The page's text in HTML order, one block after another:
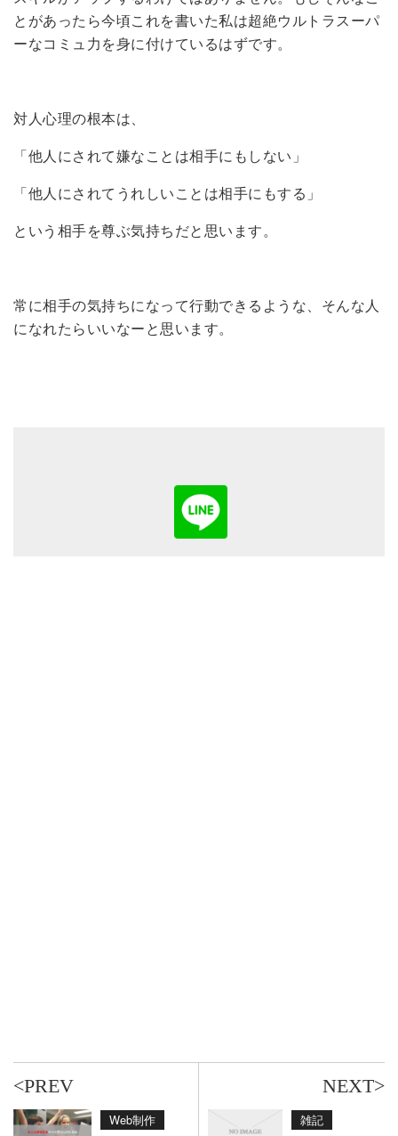
とがあったら今頃これを書いた私は超絶ウルトラスーパ
ーなコミュ力を身に付けているはずです。
対人心理の根本は、
「他人にされて嫌なことは相手にもしない」
「他人にされてうれしいことは相手にもする」
という相手を尊ぶ気持ちだと思います。
常に相手の気持ちになって行動できるような、そんな人
になれたらいいなーと思います。
<PREV
Web制作
NEXT>
雑記